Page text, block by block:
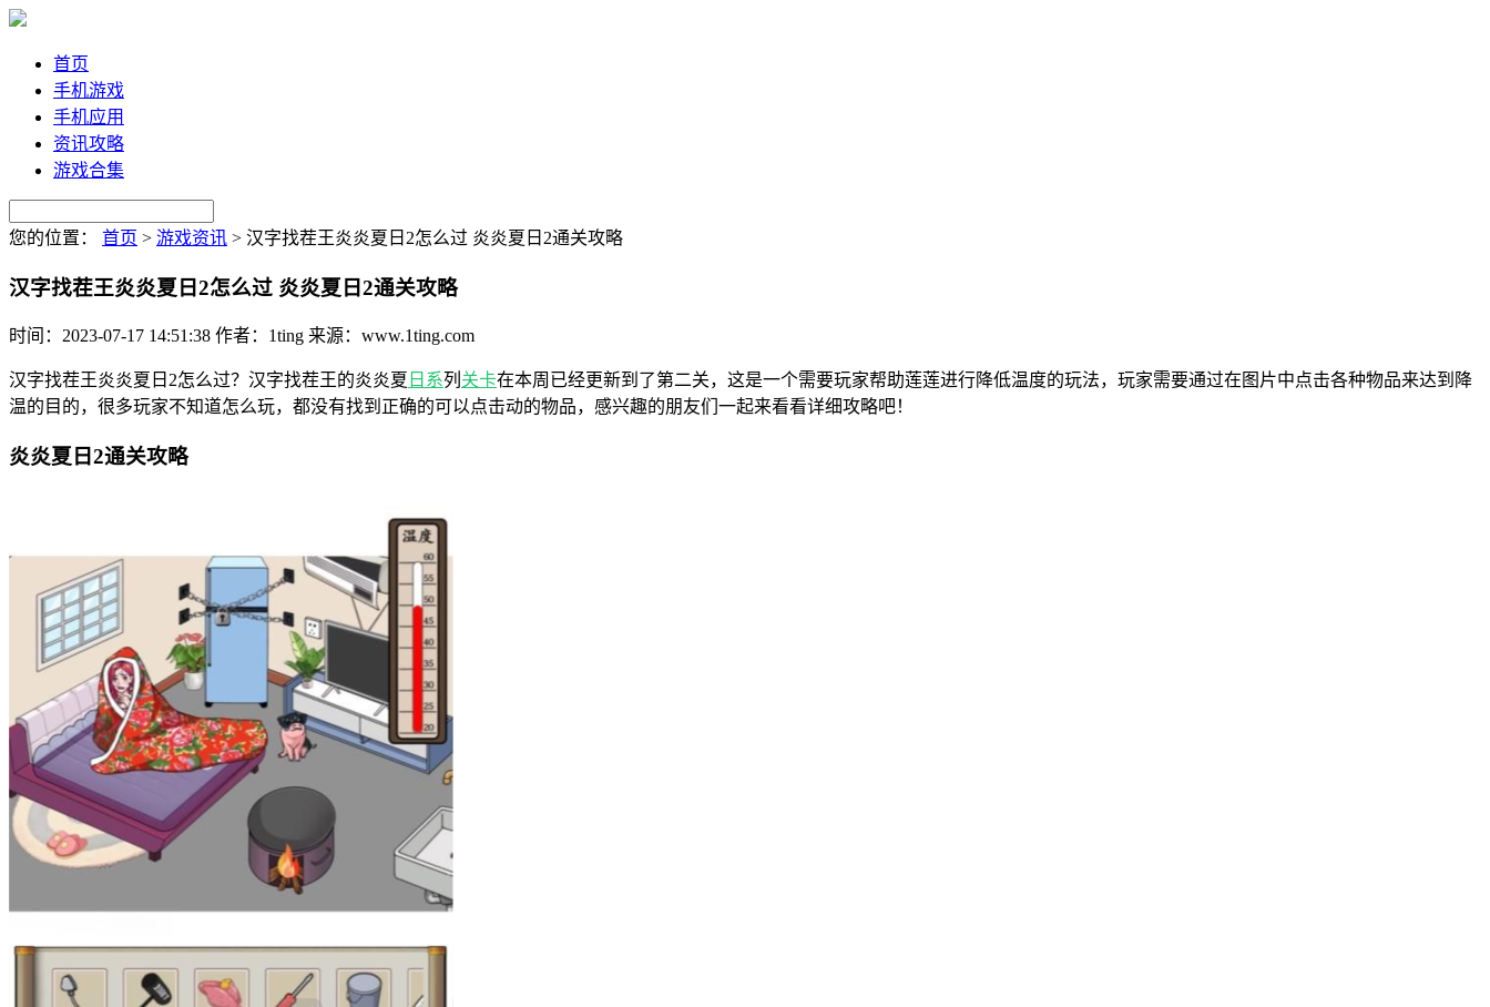
首页
手机游戏
手机应用
资讯攻略
游戏合集
您的位置： 首页 > 游戏资讯 > 汉字找茬王炎炎夏日2怎么过 炎炎夏日2通关攻略
汉字找茬王炎炎夏日2怎么过 炎炎夏日2通关攻略
时间：2023-07-17 14:51:38 作者：1ting 来源：www.1ting.com
汉字找茬王炎炎夏日2怎么过？汉字找茬王的炎炎夏 日系列 关卡在本周已经更新到了第二关，这是一个需要玩家帮助莲莲进行降低温度的玩法，玩家需要通过在图片中点击各种物品来达到降
温的目的，很多玩家不知道怎么玩，都没有找到正确的可以点击动的物品，感兴趣的朋友们一起来看看详细攻略吧！
炎炎夏日2通关攻略